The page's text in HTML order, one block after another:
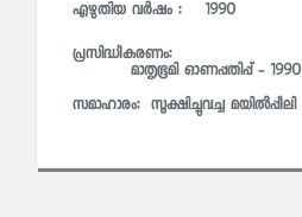
എഴുതിയ വര്‍ഷം : 1990
പ്രസിദ്ധീകരണം:
മാതൃഭൂമി ഓണപ്പതിപ്പ് - 1990
സമാഹാരം: സൂക്ഷിച്ചുവച്ച മയില്‍പ്പീലി